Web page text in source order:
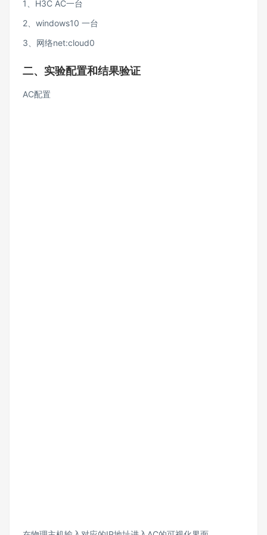
1、H3C AC一台
2、windows10 一台
3、网络net:cloud0
二、实验配置和结果验证
AC配置